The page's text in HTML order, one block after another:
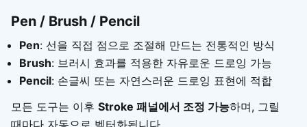
Pen / Brush / Pencil
Pen: 선을 직접 점으로 조절해 만드는 전통적인 방식
Brush: 브러시 효과를 적용한 자유로운 드로잉 가능
Pencil: 손글씨 또는 자연스러운 드로잉 표현에 적합
모든 도구는 이후 Stroke 패널에서 조정 가능하며, 그릴